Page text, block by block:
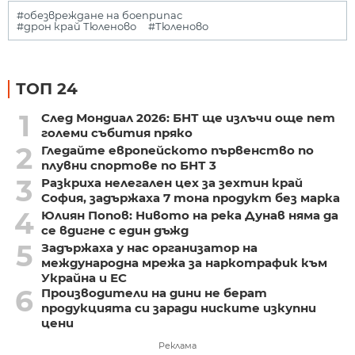
#обезвреждане на боеприпас
#дрон край Тюленово
#Тюленово
ТОП 24
1
След Мондиал 2026: БНТ ще излъчи още пет
големи събития пряко
2
Гледайте европейското първенство по
плувни спортове по БНТ 3
3
Разкриха нелегален цех за зехтин край
София, задържаха 7 тона продукт без марка
4 Юлиян Попов: Нивото на река Дунав няма да
се вдигне с един дъжд
5 Задържаха у нас организатор на
международна мрежа за наркотрафик към
Украйна и ЕС
6
Производители на дини не берат
продукцията си заради ниските изкупни
цени
Реклама